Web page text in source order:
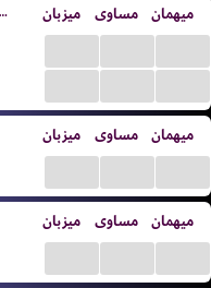
میزبان مساوی میهمان
میزبان مساوی میهمان
میزبان مساوی میهمان